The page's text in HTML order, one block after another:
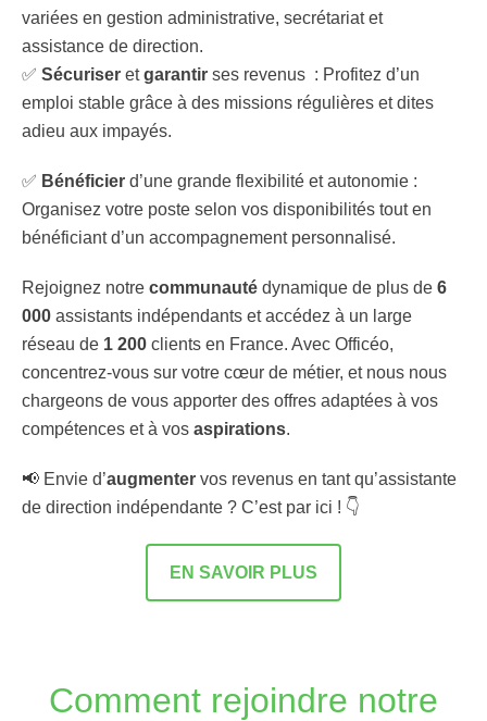
variées en gestion administrative, secrétariat et
assistance de direction.
✅ Sécuriser etgarantir ses revenus : Profitez d’un
emploi stable grâce à des missions régulières et dites
adieu aux impayés.
✅ Bénéficier d’une grande flexibilité et autonomie :
Organisez votre poste selon vos disponibilités tout en
bénéficiant d’un accompagnement personnalisé.
Rejoignez notre communauté dynamique de plus de 6
000 assistants indépendants et accédez à un large
réseau de 1 200 clients en France. Avec Officéo,
concentrez-vous sur votre cœur de métier, et nous nous
chargeons de vous apporter des offres adaptées à vos
compétences et à vos aspirations.
📢 Envie d’augmenter vos revenus en tant qu’assistante
de direction indépendante ? C’est par ici ! 👇
EN SAVOIR PLUS
Comment rejoindre notre